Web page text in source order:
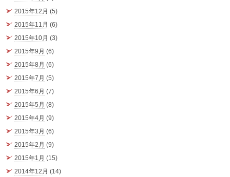
2015年12月 (5)
2015年11月 (6)
2015年10月 (3)
2015年9月 (6)
2015年8月 (6)
2015年7月 (5)
2015年6月 (7)
2015年5月 (8)
2015年4月 (9)
2015年3月 (6)
2015年2月 (9)
2015年1月 (15)
2014年12月 (14)